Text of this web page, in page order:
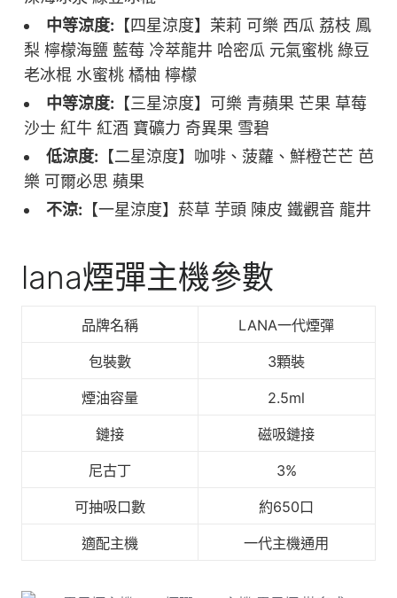
中等涼度: 【四星涼度】茉莉 可樂 西瓜 荔枝 鳳
梨 檸檬海鹽 藍莓 冷萃龍井 哈密瓜 元氣蜜桃 綠豆
老冰棍 水蜜桃 橘柚 檸檬
中等涼度: 【三星涼度】可樂 青蘋果 芒果 草莓
沙士 紅牛 紅酒 寶礦力 奇異果 雪碧
低涼度: 【二星涼度】咖啡、菠蘿、鮮橙芒芒 芭
樂 可爾必思 蘋果
不涼: 【一星涼度】菸草 芋頭 陳皮 鐵觀音 龍井
lana煙彈主機參數
品牌名稱 LANA一代煙彈
包裝數 3顆裝
煙油容量 2.5ml
鏈接 磁吸鏈接
尼古丁 3%
可抽吸口數 約650口
適配主機 一代主機通用